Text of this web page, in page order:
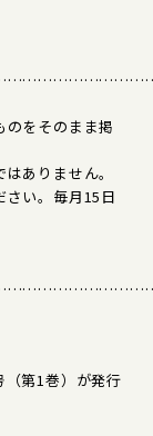
のをそのまま掲
ありません。
さい。毎月15日
第1巻）が発行